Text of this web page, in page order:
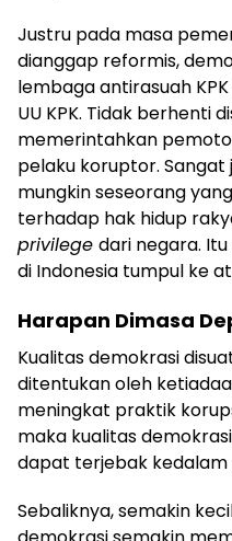
Justru pada masa
dianggap reformis,
lembaga antirasuah
UU KPK. Tidak berhenti
memerintahkan
pelaku koruptor.
mungkin seseorang
terhadap hak hidup
privilege dari negara.
di Indonesia tumpul ke
Harapan Dimasa
Kualitas demokrasi
ditentukan oleh
meningkat praktik
maka kualitas
dapat terjebak kedalam
Sebaliknya, semakin